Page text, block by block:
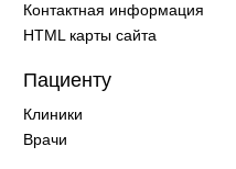
Контактная информация
HTML карты сайта
Пациенту
Клиники
Врачи